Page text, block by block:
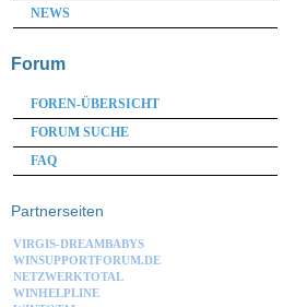
NEWS
Forum
FOREN-ÜBERSICHT
FORUM SUCHE
FAQ
Partnerseiten
VIRGIS-DREAMBABYS
WINSUPPORTFORUM.DE
NETZWERKTOTAL
WINHELPLINE